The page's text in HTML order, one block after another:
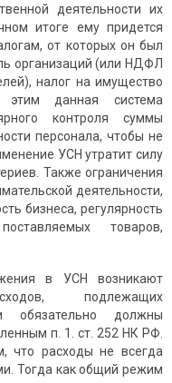
деятельности их
итоге ему придется
от которых он был
организаций (или НДФЛ
налог на имущество
данная система
контроля суммы
персонала, чтобы не
УСН утратит силу
Также ограничения
деятельности,
бизнеса, регулярность
товаров,
в УСН возникают
подлежащих
обязательно должны
п. 1. ст. 252 НК РФ.
что расходы не всегда
Тогда как общий режим